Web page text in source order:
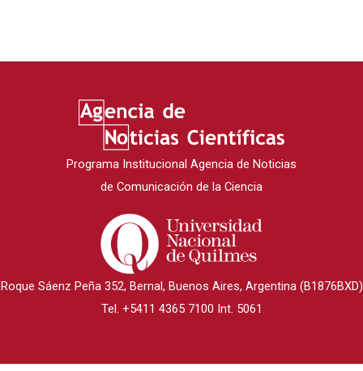
Programa Institucional Agencia de Noticias
de Comunicación de la Ciencia
Roque Sáenz Peña 352, Bernal, Buenos Aires, Argentina (B1876BXD)
Tel. +5411 4365 7100 Int. 5061